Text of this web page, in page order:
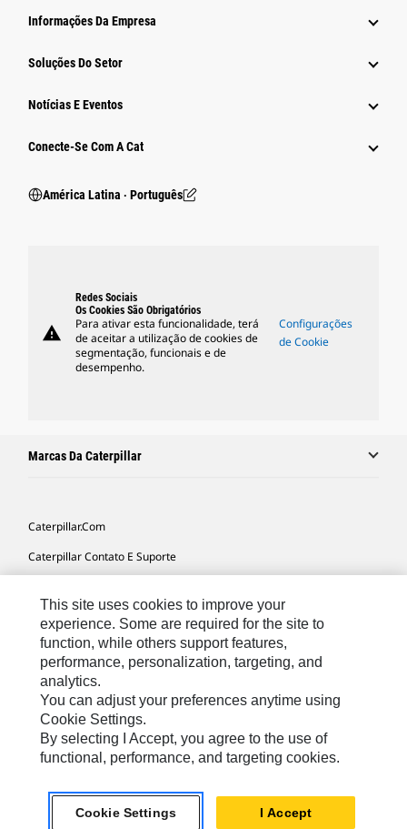
Informações Da Empresa
Soluções Do Setor
Notícias E Eventos
Conecte-Se Com A Cat
América Latina ‧ Português
warning
Redes Sociais
Os Cookies São Obrigatórios
Para ativar esta funcionalidade, terá
de aceitar a utilização de cookies de
segmentação, funcionais e de
desempenho.
Configurações
de Cookie
Marcas Da Caterpillar
Caterpillar.com
Caterpillar Contato E Suporte
Mapa Do Local
Cookie Settings
Legal
Privacidade
Portuguese
reservados.
This site uses cookies to improve your
experience. Some are required for the site to
function, while others support features,
performance, personalization, targeting, and
analytics.
You can adjust your preferences anytime using
Cookie Settings.
By selecting I Accept, you agree to the use of
functional, performance, and targeting cookies.
Cookie Settings I Accept